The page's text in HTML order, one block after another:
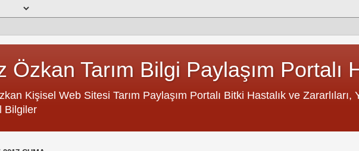
Özkan Tarım Bilgi Paylaşım Portalı
Kişisel Web Sitesi Tarım Paylaşım Portalı Bitki Hastalık ve Zararlıları,
Bilgiler